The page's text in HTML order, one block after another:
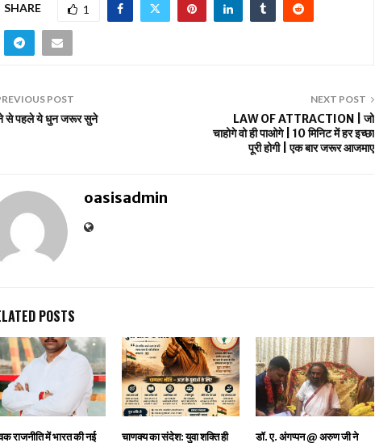
SHARE 1
POST
से पहले ये धुन जरूर सुने
NEXT POST
LAW OF ATTRACTION | जो
चाहोगे वो ही पाओगे | 10 मिनिट में हर इच्छा
पूरी होगी | एक बार जरूर आजमाए
oasisadmin
POSTS
राजनीति में भारत की नई
चाणक्य का संदेश: युवा शक्ति ही
डॉ. ए. अंगप्पन @ अरुण जी ने